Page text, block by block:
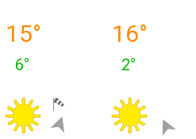
sobota 08. 08.
15°
6°
nedeľa 09. 08.
16°
2°